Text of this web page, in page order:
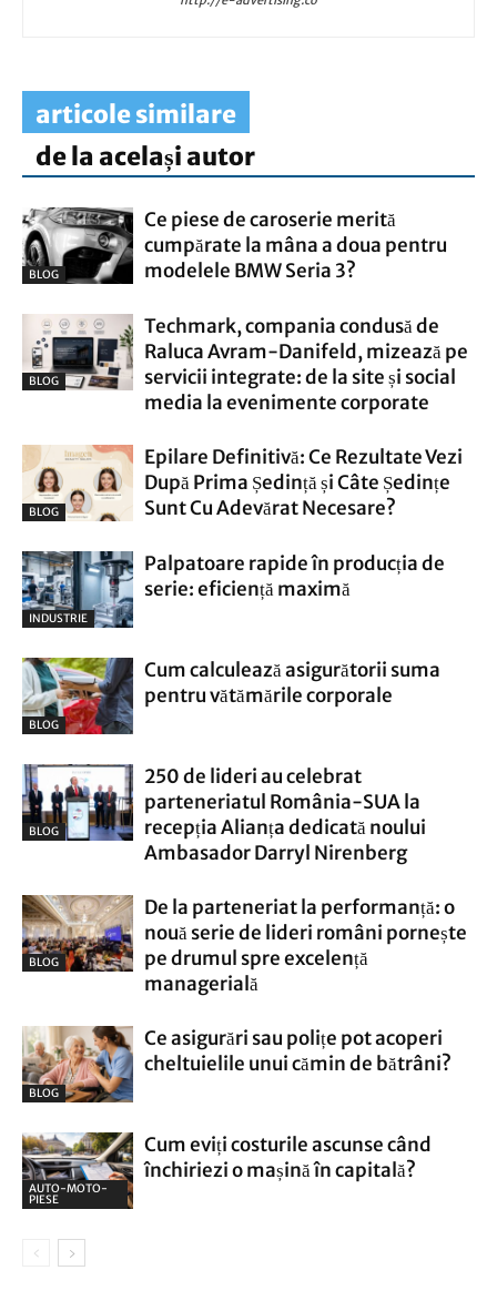
articole similare
de la același autor
BLOG
Ce piese de caroserie merită
cumpărate la mâna a doua pentru
modelele BMW Seria 3?
BLOG
Techmark, compania condusă de
Raluca Avram-Danifeld, mizează pe
servicii integrate: de la site și social
media la evenimente corporate
BLOG
Epilare Definitivă: Ce Rezultate Vezi
După Prima Ședință și Câte Ședințe
Sunt Cu Adevărat Necesare?
INDUSTRIE
Palpatoare rapide în producția de
serie: eficiență maximă
BLOG
Cum calculează asigurătorii suma
pentru vătămările corporale
BLOG
250 de lideri au celebrat
parteneriatul România-SUA la
recepția Alianța dedicată noului
Ambasador Darryl Nirenberg
BLOG
De la parteneriat la performanță: o
nouă serie de lideri români pornește
pe drumul spre excelență
managerială
BLOG
Ce asigurări sau polițe pot acoperi
cheltuielile unui cămin de bătrâni?
AUTO-MOTO-
PIESE
Cum eviți costurile ascunse când
închiriezi o mașină în capitală?